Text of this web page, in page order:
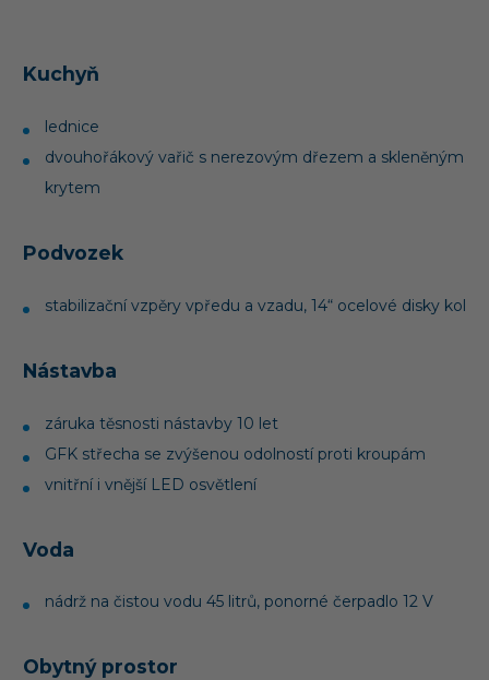
Kuchyň
lednice
dvouhořákový vařič s nerezovým dřezem a skleněným
krytem
Podvozek
stabilizační vzpěry vpředu a vzadu, 14“ ocelové disky kol
Nástavba
záruka těsnosti nástavby 10 let
GFK střecha se zvýšenou odolností proti kroupám
vnitřní i vnější LED osvětlení
Voda
nádrž na čistou vodu 45 litrů, ponorné čerpadlo 12 V
Obytný prostor